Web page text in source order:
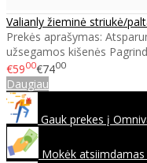
Valianly žieminė striukė/
Prekės aprašymas:
užsegamos kišenės
€5900€7400
Daugiau
Gauk prekes į
Mokėk atsiimdamas